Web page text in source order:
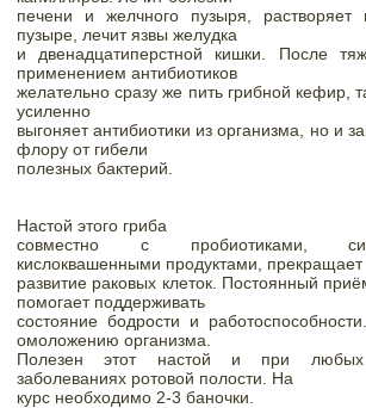
печени и желчного пузыря,
пузыре, лечит язвы желудка
и двенадцатиперстной кишки. После
применением антибиотиков
желательно сразу же пить грибной кефир,
усиленно
выгоняет антибиотики из организма, но и
флору от гибели
полезных бактерий.
Настой этого гриба
совместно с пробиотиками,
кислоквашенными продуктами, прекращает
развитие раковых клеток. Постоянный
помогает поддерживать
состояние бодрости и
омоложению организма.
Полезен этот настой и при любых
заболеваниях ротовой полости. На
курс необходимо 2-3 баночки.